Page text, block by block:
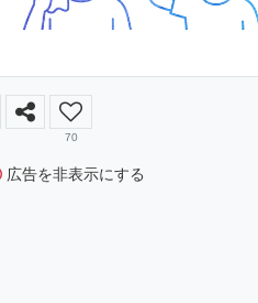
70
広告を非表示にする